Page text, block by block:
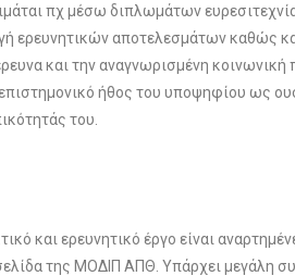
πχ μέσω διπλωμάτων
ερευνητικών αποτελεσμάτων καθώς
και την αναγνωρισμένη κοινωνική
ήθος του υποψηφίου ως
του.
και ερευνητικό έργο είναι
της ΜΟΔΙΠ ΑΠΘ. Υπάρχει μεγάλη